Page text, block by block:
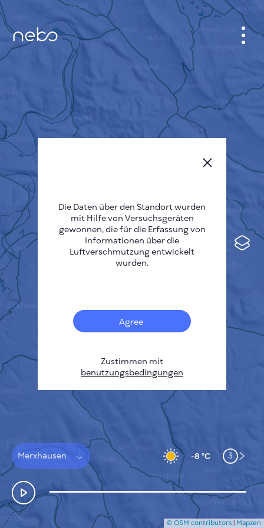
Wind
Merxhausen -8 °C 3
ANMELDEN
SENSOR NEBO
Česky
Deutsch
Español
FUNKTIONSWEISE
DATENSCHUTZBESTIMMUNGEN
BEDINGUNGEN UND KONDITIONEN
INSTALLATIONSANLEITUNG
API
FAQ
KONTAKT
© OSM contributors | Mapzen
Die Daten über den Standort wurden
mit Hilfe von Versuchsgeräten
gewonnen, die für die Erfassung von
Informationen über die
Luftverschmutzung entwickelt
wurden.
Agree
Zustimmen mit
benutzungsbedingungen